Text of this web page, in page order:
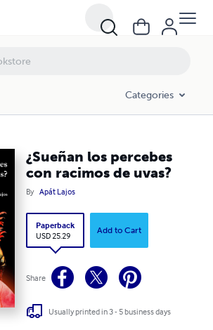
Categories
¿Sueñan los percebes
con racimos de uvas?
By Apát Lajos
Paperback
USD 25.29
Add to Cart
Share
Usually printed in 3 - 5 business days
racimos de uvas?